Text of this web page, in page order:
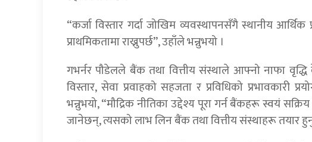
“कर्जा विस्तार गर्दा जोखिम व्यवस्थापनसँगै स्थानीय आर्थिक
प्राथमिकतामा राख्नुपर्छ”, उहाँले भन्नुभयो ।
गभर्नर पौडेलले बैंक तथा वित्तीय संस्थाले आफ्नो नाफा
विस्तार, सेवा प्रवाहको सहजता र प्रविधिको प्रभावकारी
भन्नुभयो, “मौद्रिक नीतिका उद्देश्य पूरा गर्न बैंकहरू स्वयं
जानेछन्, त्यसको लाभ लिन बैंक तथा वित्तीय संस्थाहरू तयार